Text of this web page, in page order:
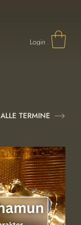
Login
ALLE TERMINE